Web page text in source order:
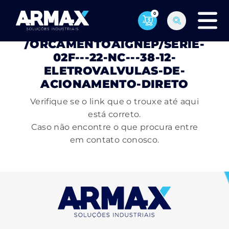
0
PÁGINA NÃO ENCONTRADA
/ORCAMENTOAIGNEP/SERIE-
02F---22-NC---38-12-
ELETROVALVULAS-DE-
ACIONAMENTO-DIRETO
Verifique se o link que o trouxe até aqui
está correto.
Caso não encontre o que procura entre
em contato conosco.